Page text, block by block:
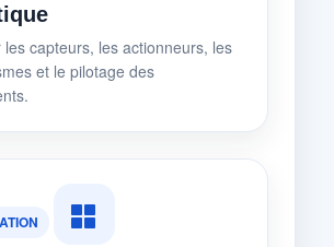
les capteurs, les actionneurs, les
et le pilotage des